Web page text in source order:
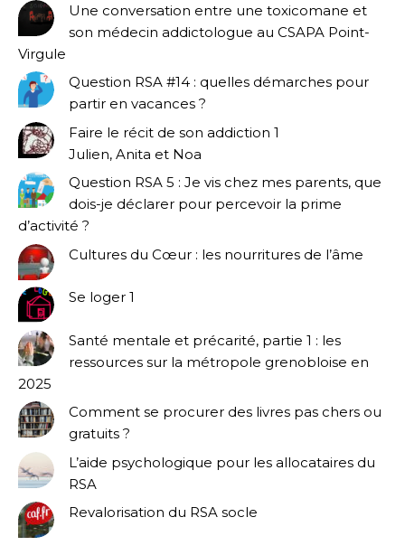
Une conversation entre une toxicomane et
son médecin addictologue au CSAPA Point-
Virgule
Question RSA #14 : quelles démarches pour
partir en vacances ?
Faire le récit de son addiction 1
Julien, Anita et Noa
Question RSA 5 : Je vis chez mes parents, que
dois-je déclarer pour percevoir la prime
d’activité ?
Cultures du Cœur : les nourritures de l’âme
Se loger 1
Santé mentale et précarité, partie 1 : les
ressources sur la métropole grenobloise en
2025
Comment se procurer des livres pas chers ou
gratuits ?
L’aide psychologique pour les allocataires du
RSA
Revalorisation du RSA socle